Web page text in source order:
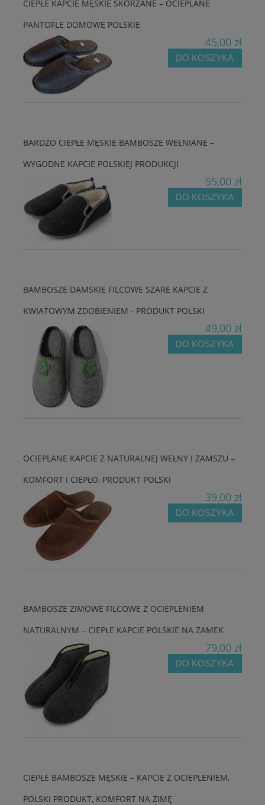
CIEPŁE KAPCIE MĘSKIE SKÓRZANE – OCIEPLANE
PANTOFLE DOMOWE POLSKIE
45,00 zł
DO KOSZYKA
BARDZO CIEPŁE MĘSKIE BAMBOSZE WEŁNIANE –
WYGODNE KAPCIE POLSKIEJ PRODUKCJI
55,00 zł
DO KOSZYKA
BAMBOSZE DAMSKIE FILCOWE SZARE KAPCIE Z
KWIATOWYM ZDOBIENIEM - PRODUKT POLSKI
49,00 zł
DO KOSZYKA
OCIEPLANE KAPCIE Z NATURALNEJ WEŁNY I ZAMSZU –
KOMFORT I CIEPŁO, PRODUKT POLSKI
39,00 zł
DO KOSZYKA
BAMBOSZE ZIMOWE FILCOWE Z OCIEPLENIEM
NATURALNYM – CIEPŁE KAPCIE POLSKIE NA ZAMEK
79,00 zł
DO KOSZYKA
CIEPŁE BAMBOSZE MĘSKIE – KAPCIE Z OCIEPLENIEM,
POLSKI PRODUKT, KOMFORT NA ZIMĘ